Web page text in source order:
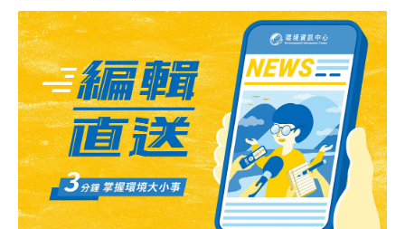
引水，將當地主要水系分別提高一個類別。《規劃》提
出，要實施農業面源污染防治、工業企業廢水達標治理、
截污管網建設和水利工程四大工程，對位於市區的畜禽養
殖場糞尿、工業企業廢水、生活污水進行全面治理，對市
區1,400公里長的河道進行全面疏浚，建立城鄉一體化垃圾
收集系統，將城區管網延伸到附近鄉鎮，擴建椒江、路橋
兩座污水廠。《規劃》要求，新建企業要向園區集聚，城
區企業要逐步搬遷，現有工業源要限期治理，加快椒江、
路橋污水廠擴建並實施中水回用，中心鎮要籌畫